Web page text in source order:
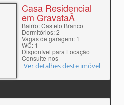
Casa Residencial
em GravataÃ­
Bairro: Castelo Branco
Dormitórios: 2
Vagas de garagem: 1
WC: 1
Disponível para Locação
Consulte-nos
Ver detalhes deste imóvel